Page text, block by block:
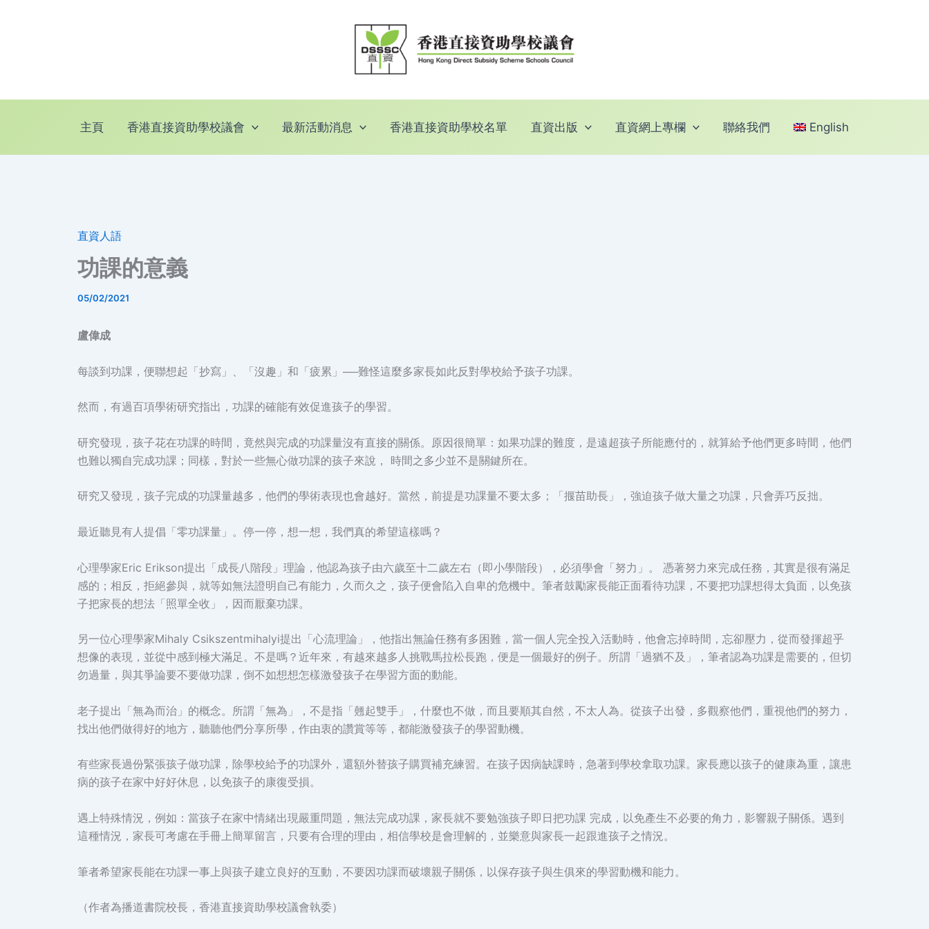
容
主頁 香港直接資助學校議會 最新活動消息 香港直接資助學校名單 直資出版 直資網上專欄 聯絡我們 English
直資人語
功課的意義
05/02/2021
盧偉成
每談到功課，便聯想起「抄寫」、「沒趣」和「疲累」──難怪這麼多家長如此反對學校給予孩子功課。
然而，有過百項學術研究指出，功課的確能有效促進孩子的學習。
研究發現，孩子花在功課的時間，竟然與完成的功課量沒有直接的關係。原因很簡單：如果功課的難度，是遠超孩子所能應付的，就算給予他們更多時間，他們
也難以獨自完成功課；同樣，對於一些無心做功課的孩子來說， 時間之多少並不是關鍵所在。
研究又發現，孩子完成的功課量越多，他們的學術表現也會越好。當然，前提是功課量不要太多；「揠苗助長」，強迫孩子做大量之功課，只會弄巧反拙。
最近聽見有人提倡「零功課量」。停一停，想一想，我們真的希望這樣嗎？
心理學家Eric Erikson提出「成長八階段」理論，他認為孩子由六歲至十二歲左右（即小學階段），必須學會「努力」。 憑著努力來完成任務，其實是很有滿足
感的；相反，拒絕參與，就等如無法證明自己有能力，久而久之，孩子便會陷入自卑的危機中。筆者鼓勵家長能正面看待功課，不要把功課想得太負面，以免孩
子把家長的想法「照單全收」，因而厭棄功課。
另一位心理學家Mihaly Csikszentmihalyi提出「心流理論」，他指出無論任務有多困難，當一個人完全投入活動時，他會忘掉時間，忘卻壓力，從而發揮超乎
想像的表現，並從中感到極大滿足。不是嗎？近年來，有越來越多人挑戰馬拉松長跑，便是一個最好的例子。所謂「過猶不及」，筆者認為功課是需要的，但切
勿過量，與其爭論要不要做功課，倒不如想想怎樣激發孩子在學習方面的動能。
老子提出「無為而治」的概念。所謂「無為」，不是指「翹起雙手」，什麼也不做，而且要順其自然，不太人為。從孩子出發，多觀察他們，重視他們的努力，
找出他們做得好的地方，聽聽他們分享所學，作由衷的讚賞等等，都能激發孩子的學習動機。
有些家長過份緊張孩子做功課，除學校給予的功課外，還額外替孩子購買補充練習。在孩子因病缺課時，急著到學校拿取功課。家長應以孩子的健康為重，讓患
病的孩子在家中好好休息，以免孩子的康復受損。
遇上特殊情況，例如：當孩子在家中情緒出現嚴重問題，無法完成功課，家長就不要勉強孩子即日把功課 完成，以免產生不必要的角力，影響親子關係。遇到
這種情況，家長可考慮在手冊上簡單留言，只要有合理的理由，相信學校是會理解的，並樂意與家長一起跟進孩子之情況。
筆者希望家長能在功課一事上與孩子建立良好的互動，不要因功課而破壞親子關係，以保存孩子與生俱來的學習動機和能力。
（作者為播道書院校長，香港直接資助學校議會執委）